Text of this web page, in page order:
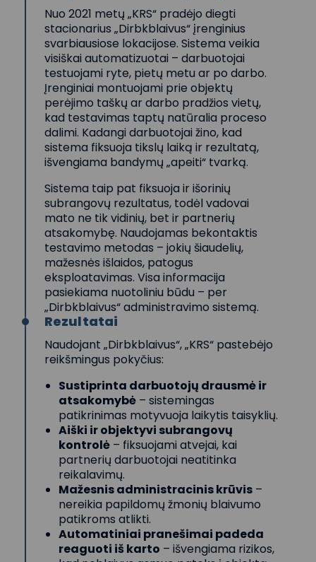
Nuo 2021 metų „KRS“ pradėjo diegti
stacionarius „Dirbkblaivus“ įrenginius
svarbiausiose lokacijose. Sistema veikia
visiškai automatizuotai – darbuotojai
testuojami ryte, pietų metu ar po darbo.
Įrenginiai montuojami prie objektų
perėjimo taškų ar darbo pradžios vietų,
kad testavimas taptų natūralia proceso
dalimi. Kadangi darbuotojai žino, kad
sistema fiksuoja tikslų laiką ir rezultatą,
išvengiama bandymų „apeiti“ tvarką.
Sistema taip pat fiksuoja ir išorinių
subrangovų rezultatus, todėl vadovai
mato ne tik vidinių, bet ir partnerių
atsakomybę. Naudojamas bekontaktis
testavimo metodas – jokių šiaudelių,
mažesnės išlaidos, patogus
eksploatavimas. Visa informacija
pasiekiama nuotoliniu būdu – per
„Dirbkblaivus“ administravimo sistemą.
Rezultatai
Naudojant „Dirbkblaivus“, „KRS“ pastebėjo
reikšmingus pokyčius:
Sustiprinta darbuotojų drausmė ir
atsakomybė – sistemingas
patikrinimas motyvuoja laikytis taisyklių.
Aiški ir objektyvi subrangovų
kontrolė – fiksuojami atvejai, kai
partnerių darbuotojai neatitinka
reikalavimų.
Mažesnis administracinis krūvis –
nereikia papildomų žmonių blaivumo
patikroms atlikti.
Automatiniai pranešimai padeda
reaguoti iš karto – išvengiama rizikos,